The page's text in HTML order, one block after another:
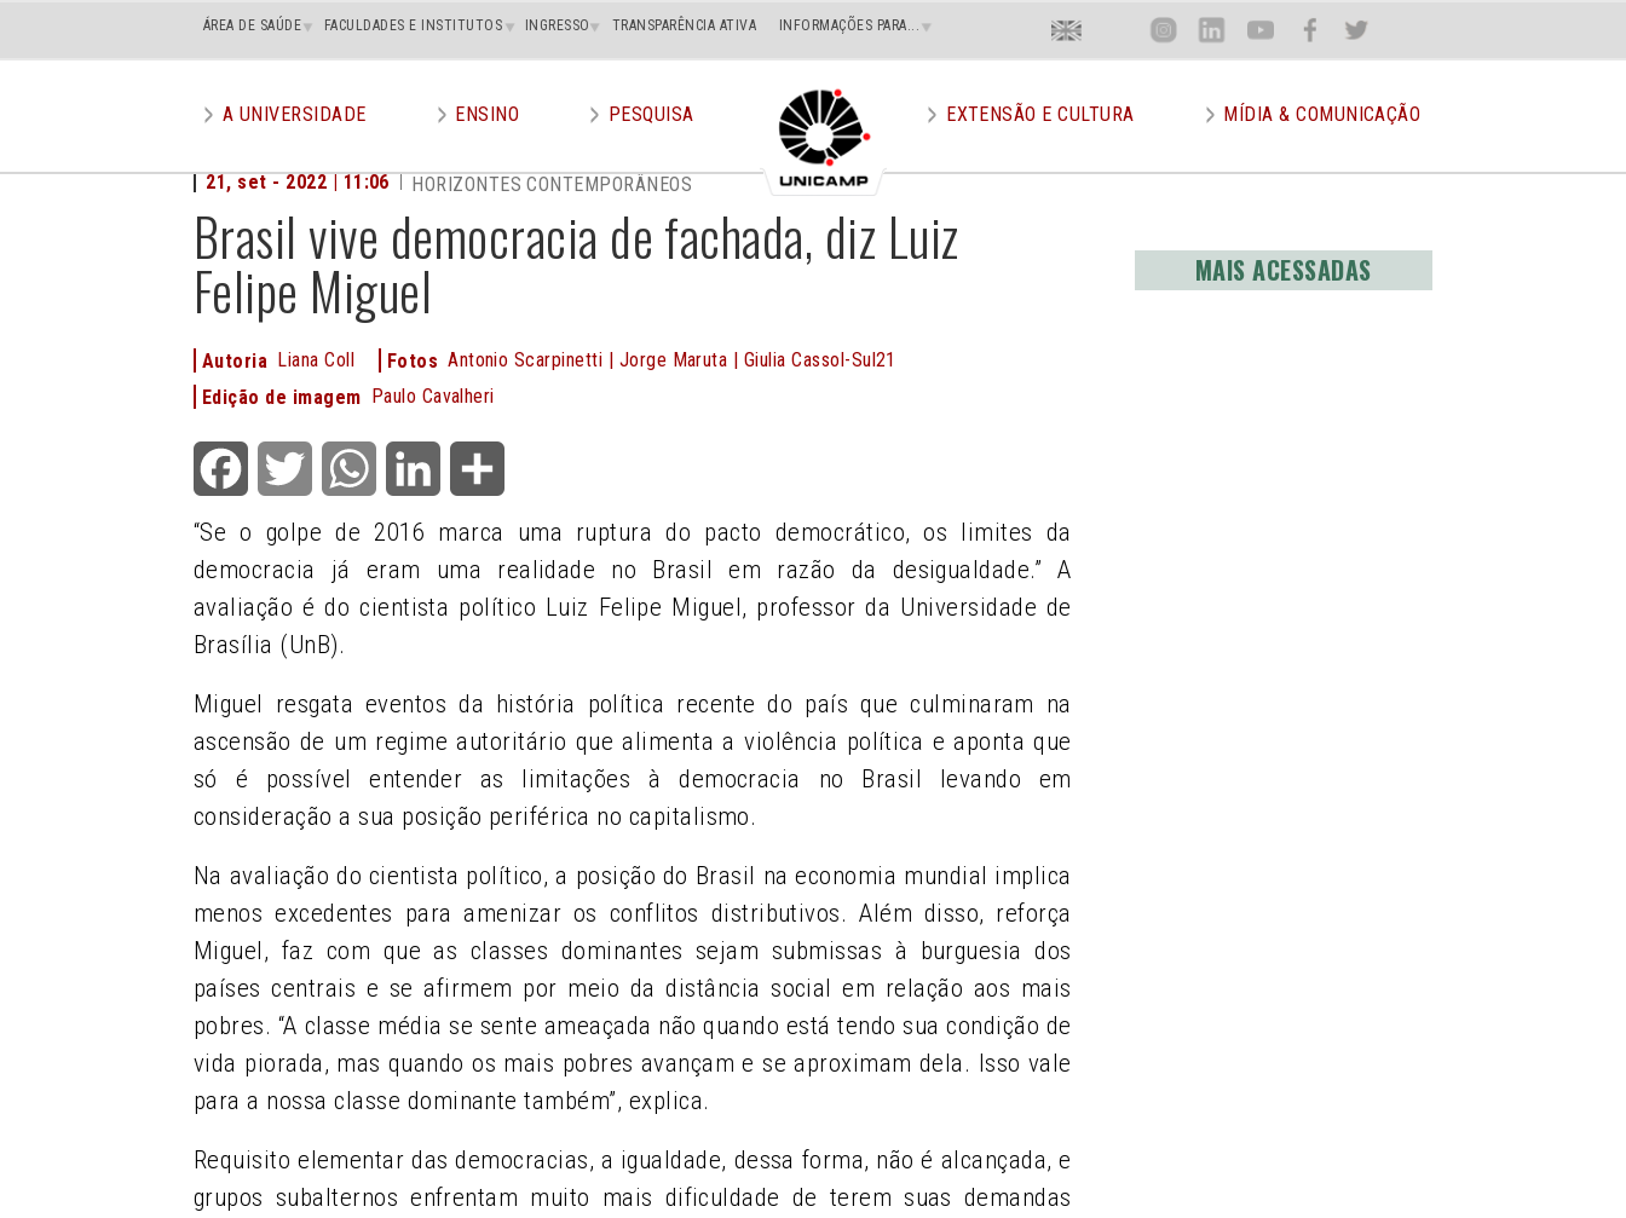
Main
superior
ÁREA DE SAÚDE FACULDADES E INSTITUTOS INGRESSO TRANSPARÊNCIA ATIVA INFORMAÇÕES PARA... Menu
Superior
Direito
En Inst Lin You Face Twit
menu
A UNIVERSIDADE ENSINO PESQUISA EXTENSÃO E CULTURA MÍDIA & COMUNICAÇÃO
Brasil vive democracia de fachada, diz Luiz
Felipe Miguel
21, set - 2022 | 11:06 HORIZONTES CONTEMPORÂNEOS
Autoria Liana Coll Fotos Antonio Scarpinetti | Jorge Maruta | Giulia Cassol-Sul21
Edição de imagem Paulo Cavalheri
Facebook Twitter WhatsApp LinkedIn
“Se o golpe de 2016 marca uma ruptura do pacto democrático, os limites da
democracia já eram uma realidade no Brasil em razão da desigualdade.” A
avaliação é do cientista político Luiz Felipe Miguel, professor da Universidade de
Brasília (UnB).
Miguel resgata eventos da história política recente do país que culminaram na
ascensão de um regime autoritário que alimenta a violência política e aponta que
só é possível entender as limitações à democracia no Brasil levando em
consideração a sua posição periférica no capitalismo.
Na avaliação do cientista político, a posição do Brasil na economia mundial implica
menos excedentes para amenizar os conflitos distributivos. Além disso, reforça
Miguel, faz com que as classes dominantes sejam submissas à burguesia dos
países centrais e se afirmem por meio da distância social em relação aos mais
pobres. “A classe média se sente ameaçada não quando está tendo sua condição de
vida piorada, mas quando os mais pobres avançam e se aproximam dela. Isso vale
para a nossa classe dominante também”, explica.
Requisito elementar das democracias, a igualdade, dessa forma, não é alcançada, e
grupos subalternos enfrentam muito mais dificuldade de terem suas demandas
MAIS ACESSADAS